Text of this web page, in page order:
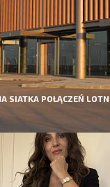
SIATKA POŁĄCZEŃ